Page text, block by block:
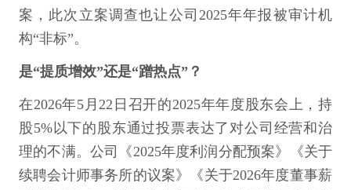
案，此次立案调查也让公司2025年年报被审计机
构“非标”。
是“提质增效”还是“蹭热点”？
在2026年5月22日召开的2025年年度股东会上，持
股5%以下的股东通过投票表达了对公司经营和治
理的不满。公司《2025年度利润分配预案》《关于
续聘会计师事务所的议案》《关于2026年度董事薪